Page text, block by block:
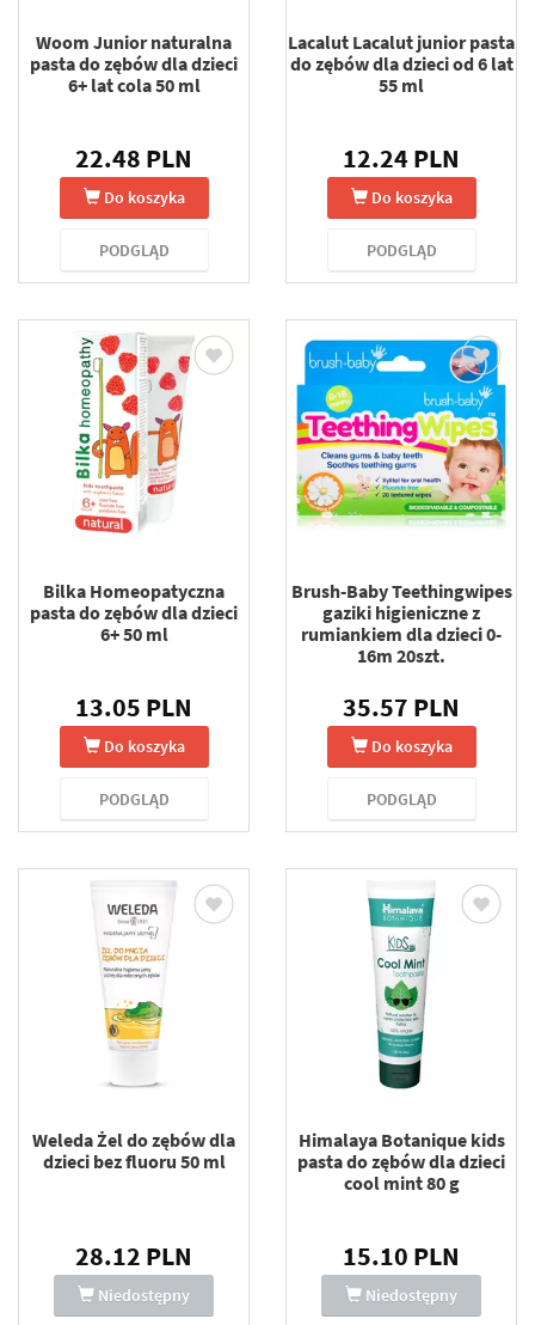
Woom Junior naturalna
pasta do zębów dla dzieci
6+ lat cola 50 ml
22.48 PLN
Do koszyka
PODGLĄD
Lacalut Lacalut junior pasta
do zębów dla dzieci od 6 lat
55 ml
12.24 PLN
Do koszyka
PODGLĄD
Bilka Homeopatyczna
pasta do zębów dla dzieci
6+ 50 ml
13.05 PLN
Do koszyka
PODGLĄD
Brush-Baby Teethingwipes
gaziki higieniczne z
rumiankiem dla dzieci 0-
16m 20szt.
35.57 PLN
Do koszyka
PODGLĄD
Weleda Żel do zębów dla
dzieci bez fluoru 50 ml
28.12 PLN
Niedostępny
Himalaya Botanique kids
pasta do zębów dla dzieci
cool mint 80 g
15.10 PLN
Niedostępny